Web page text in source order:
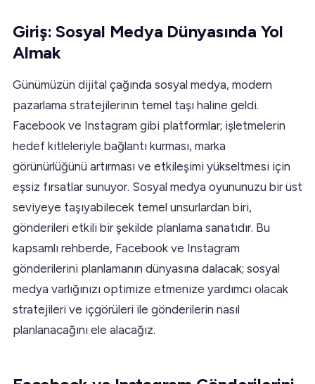
Giriş: Sosyal Medya Dünyasında Yol
Almak
Günümüzün dijital çağında sosyal medya, modern
pazarlama stratejilerinin temel taşı haline geldi.
Facebook ve Instagram gibi platformlar; işletmelerin
hedef kitleleriyle bağlantı kurması, marka
görünürlüğünü artırması ve etkileşimi yükseltmesi için
eşsiz fırsatlar sunuyor. Sosyal medya oyununuzu bir üst
seviyeye taşıyabilecek temel unsurlardan biri,
gönderileri etkili bir şekilde planlama sanatıdır. Bu
kapsamlı rehberde, Facebook ve Instagram
gönderilerini planlamanın dünyasına dalacak; sosyal
medya varlığınızı optimize etmenize yardımcı olacak
stratejileri ve içgörüleri ile gönderilerin nasıl
planlanacağını ele alacağız.